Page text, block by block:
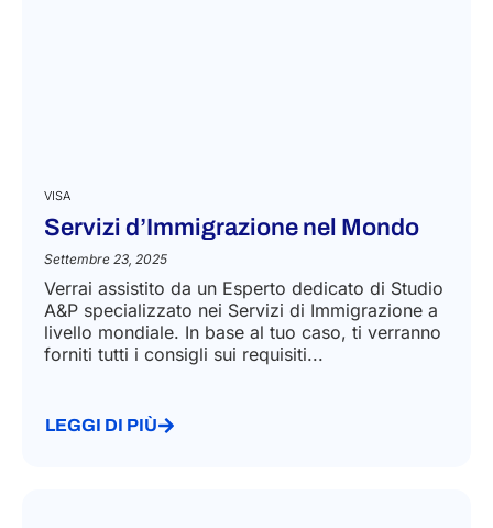
VISA
Servizi d’Immigrazione nel Mondo
Settembre 23, 2025
Verrai assistito da un Esperto dedicato di Studio
A&P specializzato nei Servizi di Immigrazione a
livello mondiale. In base al tuo caso, ti verranno
forniti tutti i consigli sui requisiti...
LEGGI DI PIÙ